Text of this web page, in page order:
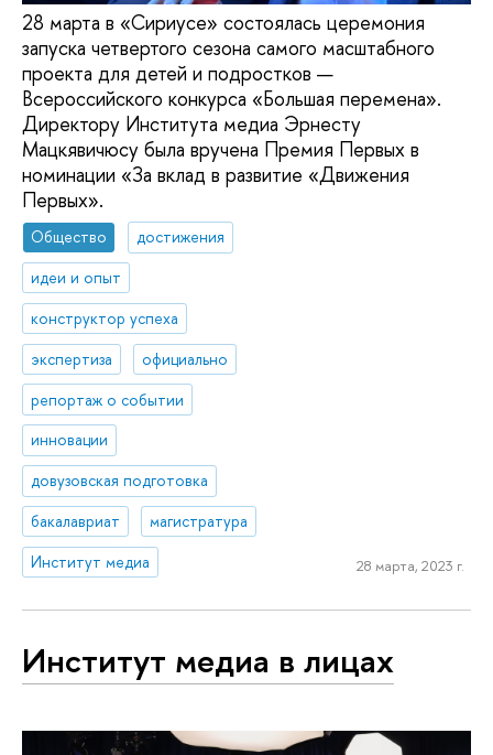
28 марта в «Сириусе» состоялась церемония
запуска четвертого сезона самого масштабного
проекта для детей и подростков —
Всероссийского конкурса «Большая перемена».
Директору Института медиа Эрнесту
Мацкявичюсу была вручена Премия Первых в
номинации «За вклад в развитие «Движения
Первых».
Общество
достижения
идеи и опыт
конструктор успеха
экспертиза
официально
репортаж о событии
инновации
довузовская подготовка
бакалавриат
магистратура
Институт медиа
28 марта, 2023 г.
Институт медиа в лицах